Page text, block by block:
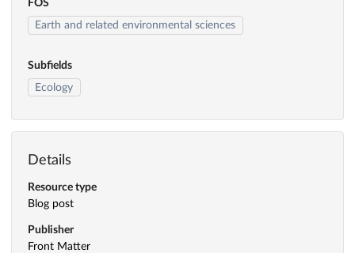
FOS
Earth and related environmental sciences
Subfields
Ecology
Details
Resource type
Blog post
Publisher
Front Matter